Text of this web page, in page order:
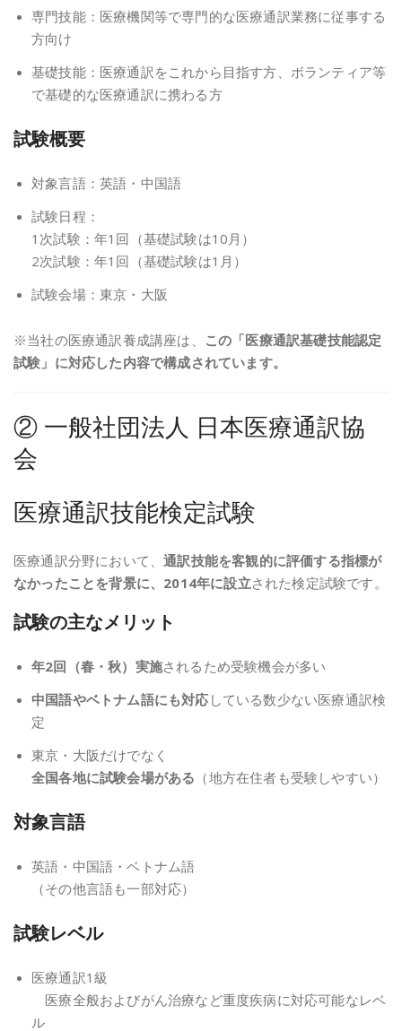
専門技能：医療機関等で専門的な医療通訳業務に従事する
方向け
基礎技能：医療通訳をこれから目指す方、ボランティア等
で基礎的な医療通訳に携わる方
試験概要
対象言語：英語・中国語
試験日程：
1次試験：年1回（基礎試験は10月）
2次試験：年1回（基礎試験は1月）
試験会場：東京・大阪
※当社の医療通訳養成講座は、
この「医療通訳基礎技能認定
試験」に対応した内容で構成されています。
② 一般社団法人 日本医療通訳協
会
医療通訳技能検定試験
医療通訳分野において、通訳技能を客観的に評価する指標が
なかったことを背景に、2014年に設立された検定試験です。
試験の主なメリット
年2回（春・秋）実施されるため受験機会が多い
中国語やベトナム語にも対応 している数少ない医療通訳検
定
東京・大阪だけでなく
全国各地に試験会場がある （地方在住者も受験しやすい）
対象言語
英語・中国語・ベトナム語
（その他言語も一部対応）
試験レベル
医療通訳1級
医療全般およびがん治療など重度疾病に対応可能なレベ
ル